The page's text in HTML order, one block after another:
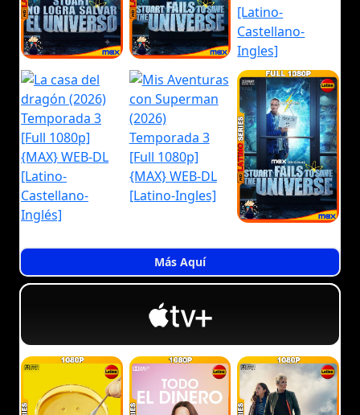
Más Aquí